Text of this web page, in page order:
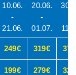
10.06.
-
21.06.
20.06.
-
01.07.
249€ 319€
199€ 279€